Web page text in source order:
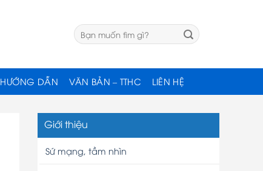
HƯỚNG DẪN VĂN BẢN – TTHC LIÊN HỆ
Giới thiệu
Sứ mạng, tầm nhìn